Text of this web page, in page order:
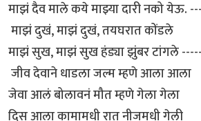
माझं दैव माले कये माझ्या दारी नको येऊ.
माझं दुखं, माझं दुखं, तयघरात कोंडले
माझं सुख, माझं सुख हंड्या झुंबर टांगले
जीव देवाने धाडला जल्म म्हणे आला आला
जेवा आलं बोलावनं मौत म्हणे गेला गेला
दिस आला कामामधी रात नीजमधी गेली